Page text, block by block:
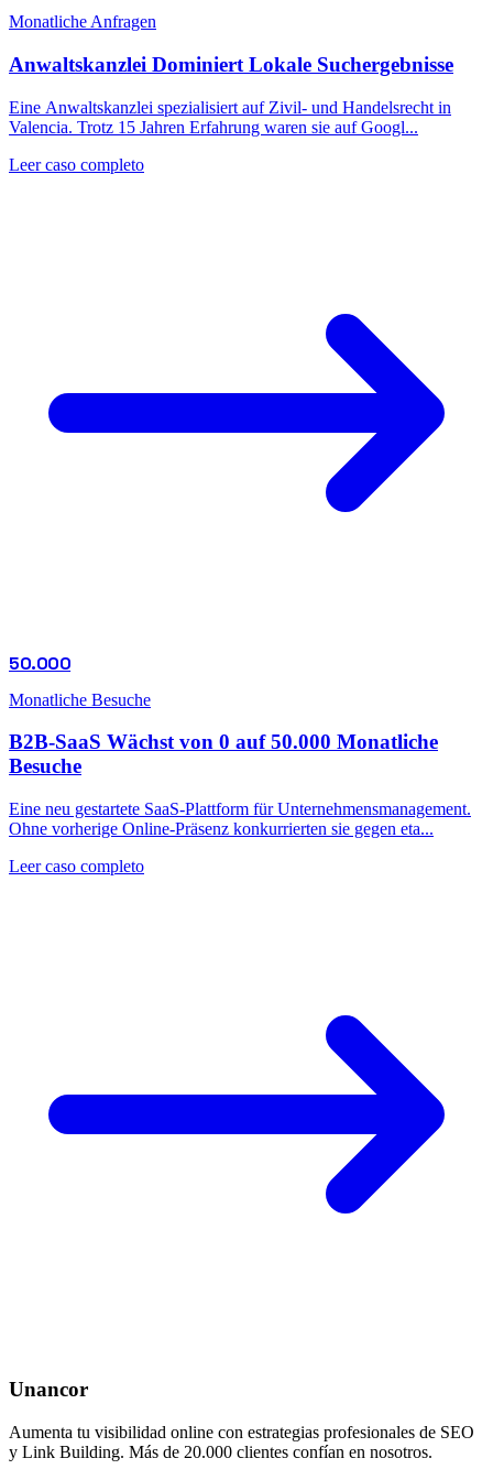
Monatliche Anfragen
Anwaltskanzlei Dominiert Lokale Suchergebnisse
Eine Anwaltskanzlei spezialisiert auf Zivil- und Handelsrecht in
Valencia. Trotz 15 Jahren Erfahrung waren sie auf Googl...
Leer caso completo
50.000
Monatliche Besuche
B2B-SaaS Wächst von 0 auf 50.000 Monatliche
Besuche
Eine neu gestartete SaaS-Plattform für Unternehmensmanagement.
Ohne vorherige Online-Präsenz konkurrierten sie gegen eta...
Leer caso completo
Unancor
Aumenta tu visibilidad online con estrategias profesionales de SEO
y Link Building. Más de 20.000 clientes confían en nosotros.